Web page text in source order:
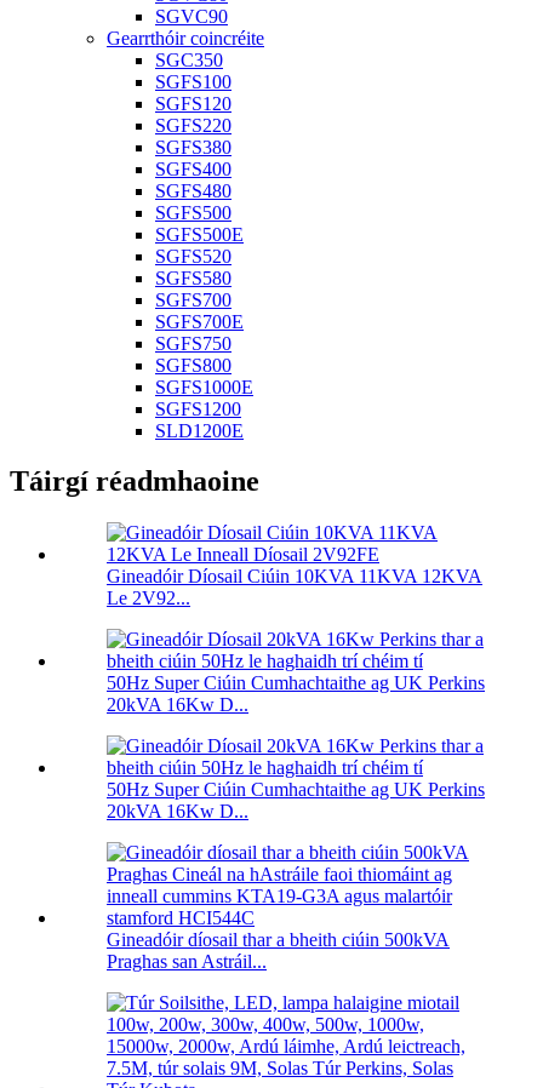
SGVC90
Gearrthóir coincréite
SGC350
SGFS100
SGFS120
SGFS220
SGFS380
SGFS400
SGFS480
SGFS500
SGFS500E
SGFS520
SGFS580
SGFS700
SGFS700E
SGFS750
SGFS800
SGFS1000E
SGFS1200
SLD1200E
Táirgí réadmhaoine
Gineadóir Díosail Ciúin 10KVA 11KVA 12KVA
Le 2V92...
50Hz Super Ciúin Cumhachtaithe ag UK Perkins
20kVA 16Kw D...
50Hz Super Ciúin Cumhachtaithe ag UK Perkins
20kVA 16Kw D...
Gineadóir díosail thar a bheith ciúin 500kVA
Praghas san Astráil...